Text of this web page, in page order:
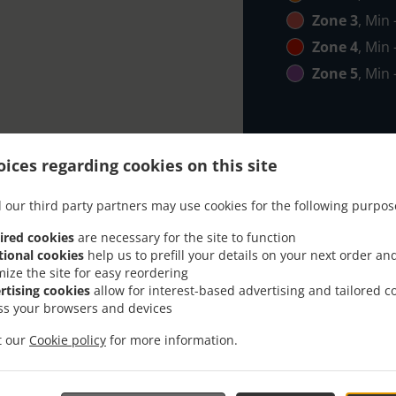
regarding cookies on this site
our third party partners may use cookies for the following
cookies are necessary for the site to function
cookies help us to prefill your details on your next order
the site for easy reordering
cookies allow for interest-based advertising and tailored
your browsers and devices
our Cookie policy for more information.
Zone 3, Min
Zone 4, Min
Zone 5, Min
Delivery In Београд
near Београд Црвени Крст and are delighted to take
online menu and place the order when ready. It takes